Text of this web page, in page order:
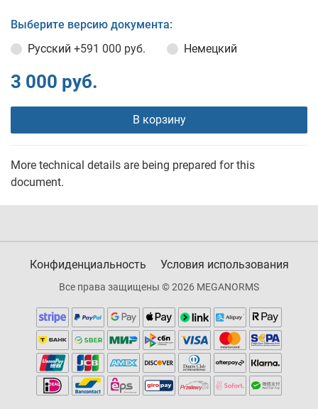
Выберите версию документа:
Русский +591 000 руб. Немецкий
3 000 руб.
В корзину
More technical details are being prepared for this
document.
Конфиденциальность Условия использования
Все права защищены © 2026 MEGANORMS